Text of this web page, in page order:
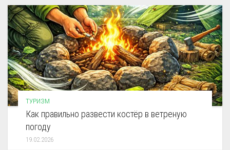
ТУРИЗМ
Как правильно развести костёр в ветреную
погоду
19.02.2026